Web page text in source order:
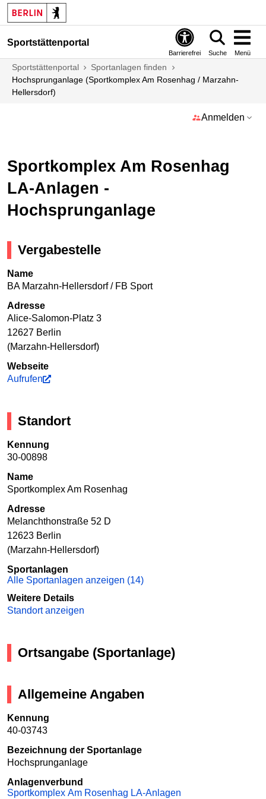
Sportstättenportal
Barrierefrei Suche Menü
Sportstättenportal
Sportanlagen finden
Hochsprunganlage (Sportkomplex Am Rosenhag / Marzahn-
Hellersdorf)
Anmelden
Sportkomplex Am Rosenhag
LA-Anlagen -
Hochsprunganlage
Vergabestelle
Name
BA Marzahn-Hellersdorf / FB Sport
Adresse
Alice-Salomon-Platz 3
12627 Berlin
(Marzahn-Hellersdorf)
Webseite
Aufrufen
Standort
Kennung
30-00898
Name
Sportkomplex Am Rosenhag
Adresse
Melanchthonstraße 52 D
12623 Berlin
(Marzahn-Hellersdorf)
Sportanlagen
Alle Sportanlagen anzeigen (14)
Weitere Details
Standort anzeigen
Ortsangabe (Sportanlage)
Allgemeine Angaben
Kennung
40-03743
Bezeichnung der Sportanlage
Hochsprunganlage
Anlagenverbund
Sportkomplex Am Rosenhag LA-Anlagen